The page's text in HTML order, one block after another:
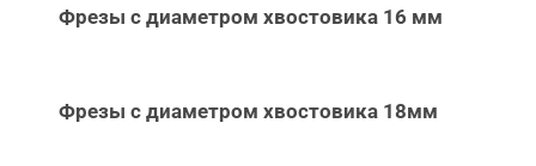
Фрезы с диаметром хвостовика 16 мм
Фрезы с диаметром хвостовика 18мм